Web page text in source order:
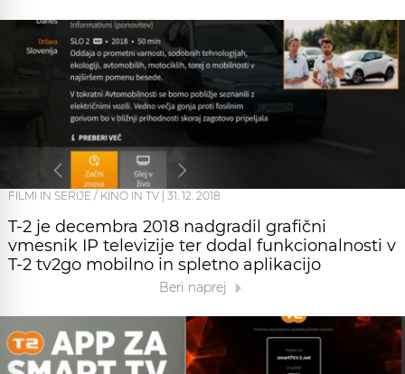
FILMI IN SERIJE / KINO IN TV 31. 12. 2018
T-2 je decembra 2018 nadgradil grafični
vmesnik IP televizije ter dodal funkcionalnosti v
T-2 tv2go mobilno in spletno aplikacijo
Beri naprej